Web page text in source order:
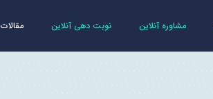
مشاوره آنلاین نوبت دهی آنلاین مقالات